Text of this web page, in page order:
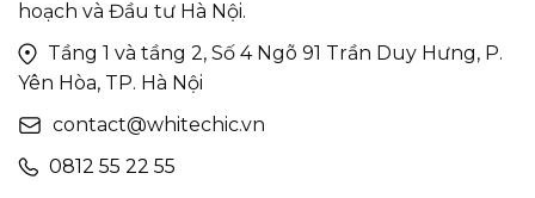
hoạch và Đầu tư Hà Nội.
Tầng 1 và tầng 2, Số 4 Ngõ 91 Trần Duy Hưng, P.
Yên Hòa, TP. Hà Nội
contact@whitechic.vn
0812 55 22 55